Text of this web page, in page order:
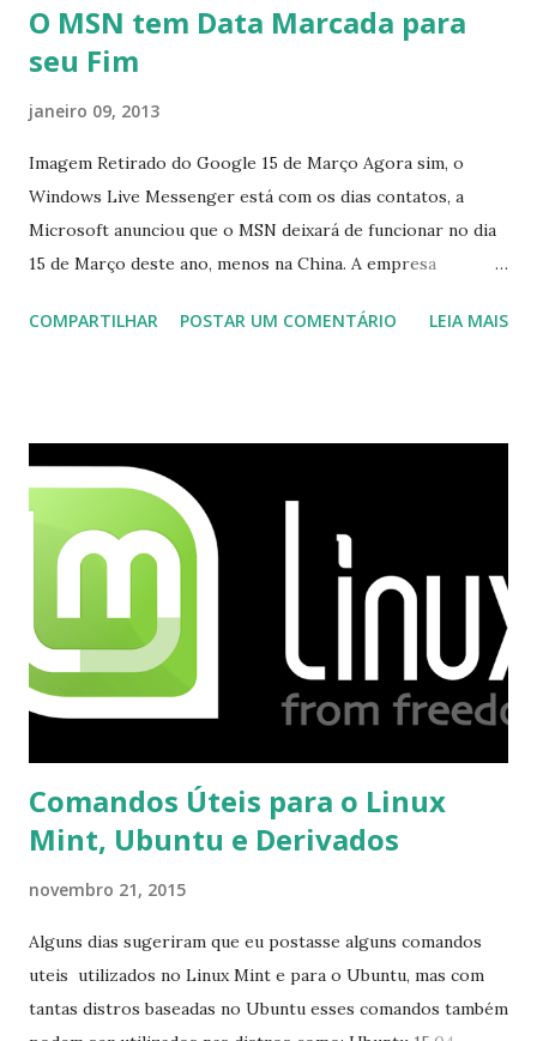
O MSN tem Data Marcada para
seu Fim
janeiro 09, 2013
Imagem Retirado do Google 15 de Março Agora sim, o
Windows Live Messenger está com os dias contatos, a
Microsoft anunciou que o MSN deixará de funcionar no dia
15 de Março deste ano, menos na China. A empresa
integrado com o serviço do MSN, segundo a empresa, os
o Windows Live (assim como muitos profissionais de TI) ,
mesmo na versão para Linux, claro, sempre existem outras
opções e o Pidgin, que se mostra como opção.
COMPARTILHAR POSTAR UM COMENTÁRIO LEIA MAIS
Comandos Úteis para o Linux
Mint, Ubuntu e Derivados
novembro 21, 2015
Alguns dias sugeriram que eu postasse alguns comandos
uteis utilizados no Linux Mint e para o Ubuntu, mas com
tantas distros baseadas no Ubuntu esses comandos também